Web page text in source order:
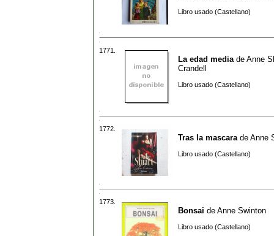
Libro usado (Castellano)
1771.
La edad media de Anne
Crandell
Libro usado (Castellano)
1772.
Tras la mascara de Anne
Libro usado (Castellano)
1773.
Bonsai de Anne Swinton
Libro usado (Castellano)